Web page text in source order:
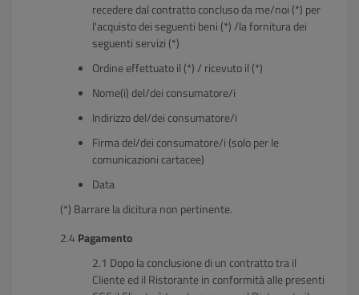
recedere dal contratto concluso da me/noi (*) per
l'acquisto dei seguenti beni (*) /la fornitura dei
seguenti servizi (*)
Ordine effettuato il (*) / ricevuto il (*)
Nome(i) del/dei consumatore/i
Indirizzo del/dei consumatore/i
Firma del/dei consumatore/i (solo per le
comunicazioni cartacee)
Data
(*) Barrare la dicitura non pertinente.
Pagamento
Dopo la conclusione di un contratto tra il
Cliente ed il Ristorante in conformità alle presenti